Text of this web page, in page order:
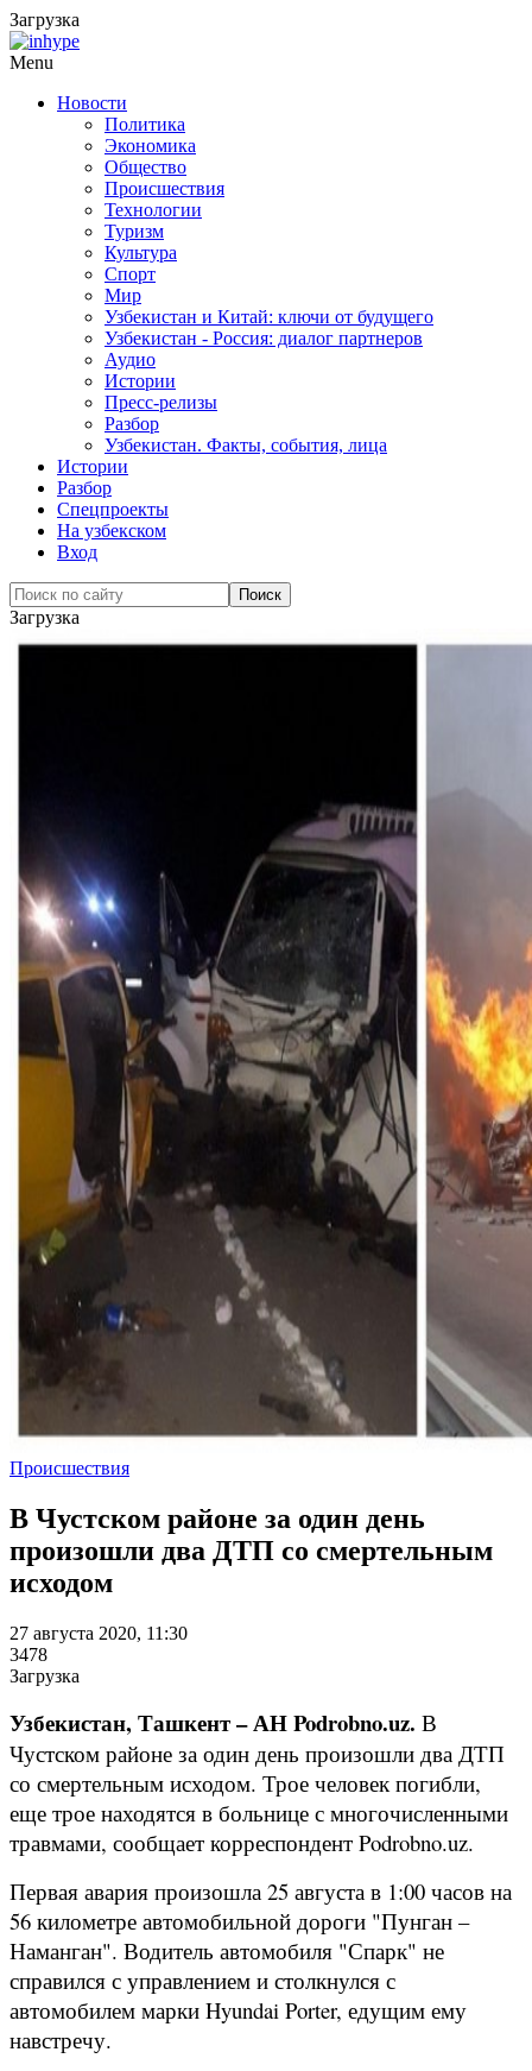
Загрузка
Menu
Новости
Политика
Экономика
Общество
Происшествия
Технологии
Туризм
Культура
Спорт
Мир
Узбекистан и Китай: ключи от будущего
Узбекистан - Россия: диалог партнеров
Аудио
Истории
Пресс-релизы
Разбор
Узбекистан. Факты, события, лица
Истории
Разбор
Спецпроекты
На узбекском
Вход
Загрузка
Происшествия
В Чустском районе за один день
произошли два ДТП со смертельным
исходом
27 августа 2020, 11:30
3478
Загрузка
Узбекистан, Ташкент – АН Podrobno.uz. В
Чустском районе за один день произошли два ДТП
со смертельным исходом. Трое человек погибли,
еще трое находятся в больнице с многочисленными
травмами, сообщает корреспондент Podrobno.uz.
Первая авария произошла 25 августа в 1:00 часов на
56 километре автомобильной дороги "Пунган –
Наманган". Водитель автомобиля "Спарк" не
справился с управлением и столкнулся с
автомобилем марки Hyundai Porter, едущим ему
навстречу.